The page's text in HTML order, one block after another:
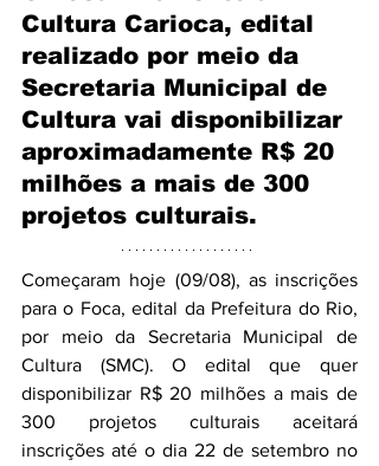
Cultura Carioca, edital
realizado por meio da
Secretaria Municipal de
Cultura vai disponibilizar
aproximadamente R$ 20
milhões a mais de 300
projetos culturais.
Começaram hoje (09/08), as inscrições
para o Foca, edital da Prefeitura do Rio,
por meio da Secretaria Municipal de
Cultura (SMC). O edital que quer
disponibilizar R$ 20 milhões a mais de
300 projetos culturais aceitará
inscrições até o dia 22 de setembro no